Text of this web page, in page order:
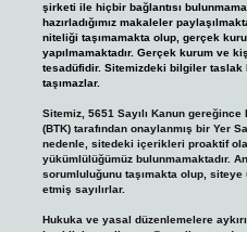
şirketi ile hiçbir bağlantısı
hazırladığımız makaleler
niteliği taşımamakta olup, gerçek
yapılmamaktadır. Gerçek kurum ve
tesadüfidir. Sitemizdeki bilgiler
taşımazlar.
Sitemiz, 5651 Sayılı Kanun
(BTK) tarafından onaylanmış bir Yer
nedenle, sitedeki içerikleri proaktif
yükümlülüğümüz bulunmamaktadır.
sorumluluğunu taşımakta olup,
etmiş sayılırlar.
Hukuka ve yasal düzenlemelere